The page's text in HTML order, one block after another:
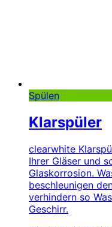
Spülen
Klarspüler
clearwhite
Ihrer Gläser und
Glaskorrosion.
beschleunigen
verhindern so
Geschirr.